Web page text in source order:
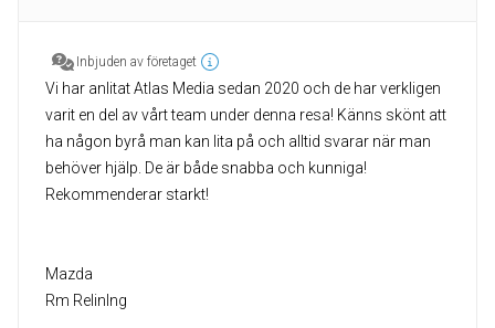
Inbjuden av företaget
Vi har anlitat Atlas Media sedan 2020 och de har verkligen
varit en del av vårt team under denna resa! Känns skönt att
ha någon byrå man kan lita på och alltid svarar när man
behöver hjälp. De är både snabba och kunniga!
Rekommenderar starkt!
Mazda
Rm Relinlng